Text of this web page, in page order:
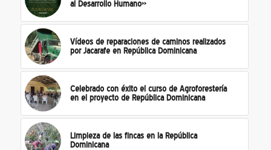
al Desarrollo Humano»
Vídeos de reparaciones de caminos realizados
por Jacarafe en República Dominicana
Celebrado con éxito el curso de Agroforestería
en el proyecto de República Dominicana
Limpieza de las fincas en la República
Dominicana